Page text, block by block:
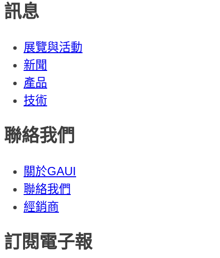
訊息
展覽與活動
新聞
產品
技術
聯絡我們
關於GAUI
聯絡我們
經銷商
訂閱電子報